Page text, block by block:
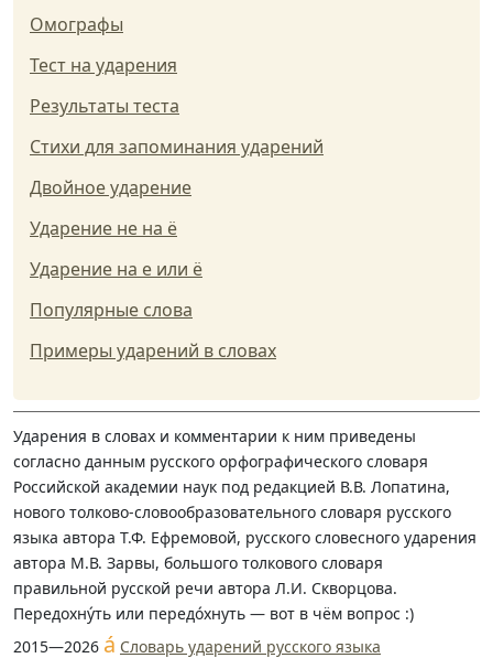
Омографы
Тест на ударения
Результаты теста
Стихи для запоминания ударений
Двойное ударение
Ударение не на ё
Ударение на е или ё
Популярные слова
Примеры ударений в словах
Ударения в словах и комментарии к ним приведены
согласно данным русского орфографического словаря
Российской академии наук под редакцией В.В. Лопатина,
нового толково-словообразовательного словаря русского
языка автора Т.Ф. Ефремовой, русского словесного ударения
автора М.В. Зарвы, большого толкового словаря
правильной русской речи автора Л.И. Скворцова.
Передохну́ть или передо́хнуть — вот в чём вопрос :)
2015—2026 á Словарь ударений русского языка